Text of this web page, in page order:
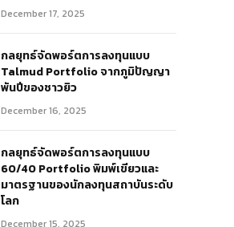
December 17, 2025
กลยุทธ์จัดพอร์ตการลงทุนแบบ
Talmud Portfolio จากภูมิปัญญา
พันปีของชาวยิว
December 16, 2025
กลยุทธ์จัดพอร์ตการลงทุนแบบ
60/40 Portfolio พิมพ์เขียวและ
มาตรฐานของนักลงทุนสถาบันระดับ
โลก
December 15, 2025